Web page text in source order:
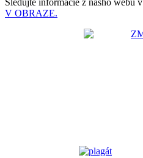
Sledujte informácie z nášho webu v
V OBRAZE.